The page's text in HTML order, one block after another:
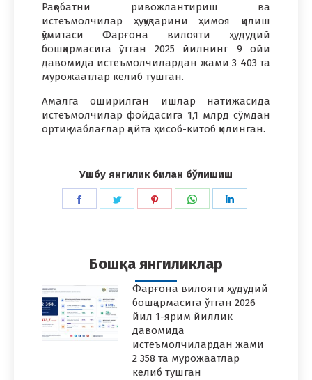
Рақобатни ривожлантириш ва
истеъмолчилар ҳуқуқларини ҳимоя қилиш
қўмитаси Фарғона вилояти ҳудудий
бошқармасига ўтган 2025 йилнинг 9 ойи
давомида истеъмолчилардан жами 3 403 та
мурожаатлар келиб тушган.
Амалга оширилган ишлар натижасида
истеъмолчилар фойдасига 1,1 млрд сўмдан
ортиқ маблағлар қайта ҳисоб-китоб қилинган.
Ушбу янгилик билан бўлишиш
Share
Share
Share
Share
Бошқа янгиликлар
Фарғона вилояти ҳудудий
бошқармасига ўтган 2026
йил 1-ярим йиллик
давомида
истеъмолчилардан жами
2 358 та мурожаатлар
келиб тушган